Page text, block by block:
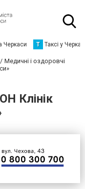
Черкаси Т Таксі у
Медичні і оздоровчі
Клінік